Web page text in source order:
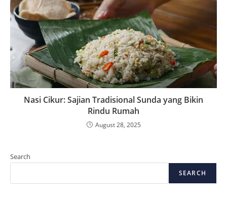
Nasi Cikur: Sajian Tradisional Sunda yang Bikin
Rindu Rumah
August 28, 2025
Search
SEARCH